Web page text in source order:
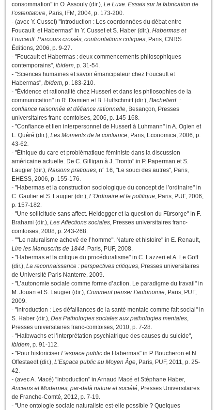
consommation" in O. Assouly (dir.), Le Luxe. Essais sur la fabrication de
l’ostentatoire, Paris, IFM, 2004, p. 173-200.
- (avec Y. Cusset) "Introduction : Les coordonnées du débat entre
Foucault et Habermas" in Y. Cusset et S. Haber (dir.), Habermas et
Foucault. Parcours croisés, confrontations critiques, Paris, CNRS
Éditions, 2006, p. 9-27.
- "Foucault et Habermas : deux commencements philosophiques
contemporains", ibidem, p. 31-54.
- "Sciences humaines et savoir émancipateur chez Foucault et
Habermas", Ibidem, p. 183-210.
- "Évidence et rationalité chez Husserl et dans les philosophies de la
communication" in R. Damien et B. Huffschmitt (dir.), Bachelard :
confiance raisonnée et défiance rationnelle, Besançon, Presses
universitaires franc-comtoises, 2006, p. 145-168.
- "Confiance et lien interpersonnel de Husserl à Luhmann" in A. Ogien et
L. Quéré (dir.), Les Moments de la confiance, Paris, Economica, 2006, p.
43-62.
- "Éthique du care et problématique féministe dans la discussion
américaine actuelle. De C. Gilligan à J. Tronto" in P. Paperman et S.
Laugier (dir.), Raisons pratiques, n° 16, "Le souci des autres", Paris,
EHESS, 2006, p. 155-176.
- "Habermas et la construction sociologique du concept de l’ordinaire" in
C. Gautier et S. Laugier (dir.), L’Ordinaire et le politique, Paris, PUF, 2006,
p. 157-182.
- "Une sollicitude sans affect. Heidegger et la question du Fürsorge" in F.
Brahami (dir.), Les Affections sociales, Presses universitaires franc-
comtoises, 2008, p. 243-268.
- ""Le naturalisme achevé de l’homme". Nature et histoire" in E. Renault,
Lire les Manuscrits de 1844, Paris, PUF, 2008.
- "Habermas et la critique du procéduralisme" in C. Lazzeri et A. Le Goff
(dir.), La reconnaissance : perspectives critiques, Presses universitaires
de Université Paris Nanterre, 2009.
- "L’autonomie sociale comme forme d’action. Le paradigme du travail" in
M. Jouan et S. Laugier (dir.), Comment penser l’autonomie, Paris, PUF,
2009.
- "Introduction : Les défaillances de la santé mentale comme fait social" in
S. Haber (dir.), Des Pathologies sociales aux pathologies mentales,
Presses universitaires franc-comtoises, 2010, p. 7-28.
- "Halbwachs et l’interprétation psychiatrique des causes du suicide",
ibidem, p. 91-112.
- "Pour historiciser L’espace public de Habermas" in P. Boucheron et N.
Offestaedt (dir.), L’Espace public au Moyen Âge, Paris, PUF, 2011, p. 25-
42.
- (avec A. Macé) "Introduction" in Arnaud Macé et Stéphane Haber,
Anciens et Modernes, par-delà nature et société, Presses Universitaires
de Franche-Comté, 2012, p. 7-19.
- "Une ontologie sociale naturaliste est-elle possible ? Quelques